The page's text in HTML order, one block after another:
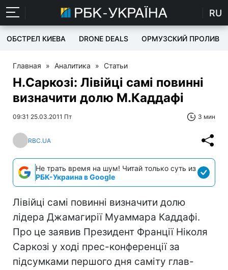
RU
ОБСТРЕЛ КИЕВА DRONE DEALS ОРМУЗСКИЙ ПРОЛИВ
Главная » Аналитика » Статьи
Н.Саркозі: Лівійці самі повинні
визначити долю М.Каддафі
09:31 25.03.2011 Пт 3 мин
RBC.UA
Не трать время на шум! Читай только суть из
РБК-Украина в Google
Лівійці самі повинні визначити долю
лідера Джамагирії Муаммара Каддафі.
Про це заявив Президент Франції Ніколя
Саркозі у ході прес-конференції за
підсумками першого дня саміту глав-